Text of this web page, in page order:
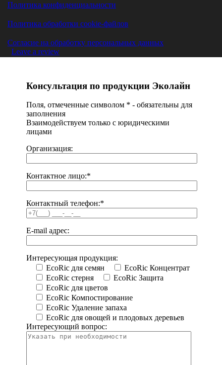
Политика конфиденциальности
Политика обработки cookie-файлов
Cогласие на обработку персональных данных
Leave a review
Консультация по продукции Эколайн
Поля, отмеченные символом * - обязательны для
заполнения
Взаимодействуем только с юридическими
лицами
Организация:
Контактное лицо:*
Контактный телефон:*
E-mail адрес:
Интересующая продукция:
EcoRic для семян
EcoRic Концентрат
EcoRic стерня
EcoRic Защита
EcoRic для цветов
EcoRic Компостирование
EcoRic Удаление запаха
EcoRic для овощей и плодовых деревьев
Интересующий вопрос: